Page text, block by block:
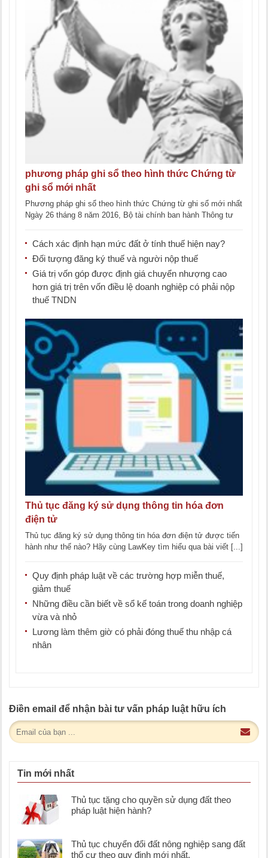
phương pháp ghi sổ theo hình thức Chứng từ
ghi sổ mới nhất
Phương pháp ghi sổ theo hình thức Chứng từ ghi sổ mới nhất
Ngày 26 tháng 8 năm 2016, Bộ tài chính ban hành Thông tư
Cách xác định hạn mức đất ở tính thuế hiện nay?
Đối tượng đăng ký thuế và người nộp thuế
Giá trị vốn góp được định giá chuyển nhượng cao
hơn giá trị trên vốn điều lệ doanh nghiệp có phải nộp
thuế TNDN
Thủ tục đăng ký sử dụng thông tin hóa đơn
điện tử
Thủ tục đăng ký sử dụng thông tin hóa đơn điện tử được tiến
hành như thế nào? Hãy cùng LawKey tìm hiểu qua bài viết [...]
Quy định pháp luật về các trường hợp miễn thuế,
giảm thuế
Những điều cần biết về sổ kế toán trong doanh nghiệp
vừa và nhỏ
Lương làm thêm giờ có phải đóng thuế thu nhập cá
nhân
Điền email để nhận bài tư vấn pháp luật hữu ích
Tin mới nhất
Thủ tục tặng cho quyền sử dụng đất theo
pháp luật hiện hành?
Thủ tục chuyển đổi đất nông nghiệp sang đất
thổ cư theo quy định mới nhất.